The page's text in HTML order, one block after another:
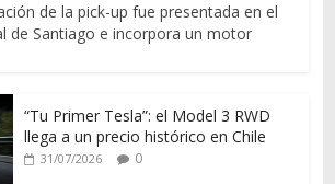
de la pick-up fue presentada en el
de Santiago e incorpora un motor
“Tu Primer Tesla”: el Model 3 RWD
llega a un precio histórico en Chile
31/07/2026 0